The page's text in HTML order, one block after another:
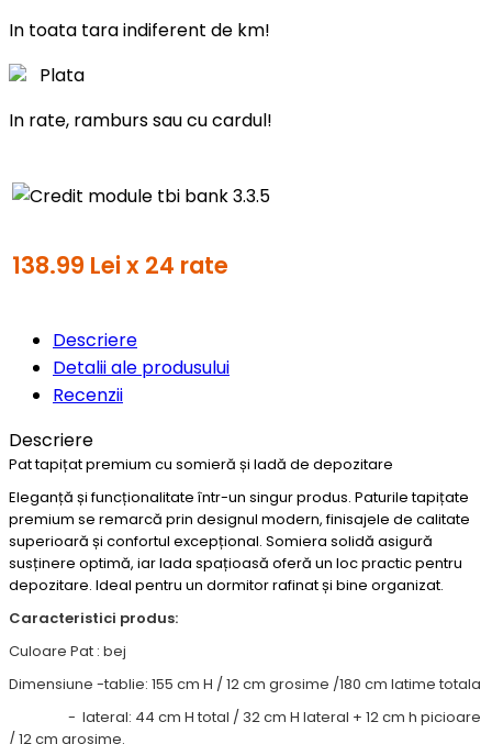
In toata tara indiferent de km!
Plata
In rate, ramburs sau cu cardul!
138.99 Lei x 24 rate
Descriere
Detalii ale produsului
Recenzii
Descriere
Pat tapițat premium cu somieră și ladă de depozitare
Eleganță și funcționalitate într-un singur produs. Paturile tapițate
premium se remarcă prin designul modern, finisajele de calitate
superioară și confortul excepțional. Somiera solidă asigură
susținere optimă, iar lada spațioasă oferă un loc practic pentru
depozitare. Ideal pentru un dormitor rafinat și bine organizat.
Caracteristici produs:
Culoare Pat : bej
Dimensiune -tablie: 155 cm H / 12 cm grosime /180 cm latime totala
- lateral: 44 cm H total / 32 cm H lateral + 12 cm h picioare
/ 12 cm grosime.